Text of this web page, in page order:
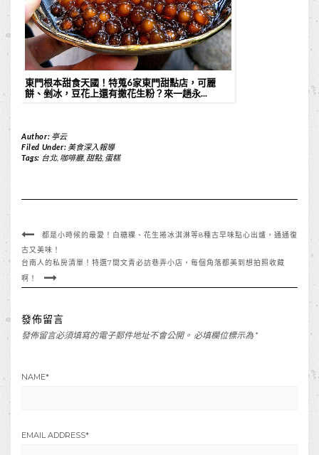
東門根本甜食天國！特蒐6家東門甜點店，可麗
餅、剉冰，豆花上還有撒花生粉？來一趟永...
Author: 亭云
Filed Under: 美食深入報導
Tags: 台北, 咖啡廳, 甜點, 蛋糕
都是小時候的最愛！白糖粿、花生捲冰淇淋等8種古早味點心出爐，通通復
古又美味！
台南人的私房清單！特選7間文青必訪巷弄小店，每個角落都美到想拍照收藏
啊！
發佈留言
發佈留言必須填寫的電子郵件地址不會公開。 必填欄位標示為 *
NAME*
EMAIL ADDRESS*